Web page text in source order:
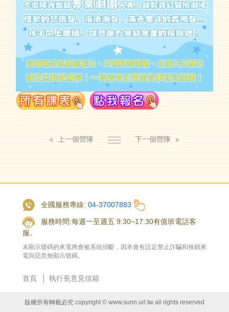
上一個營隊 下一個營隊
全國服務專線: 04-37007883
服務時間:每週一至週五 9:30~17:30有值班電話客
服。
未顯示號碼的來電將會被系統掛斷，因本會有設定禁止詐騙和推銷來
電與惡意無顯示號碼。
首頁 執行長意見信箱
版權所有轉載必究 copyright © www.sunn.url.tw all rights reserved